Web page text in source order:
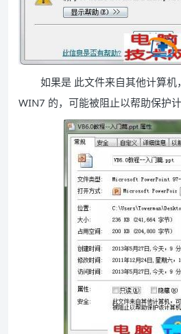
如果是 此文件来自其他计算
WIN7 的，可能被阻止以帮助保护计